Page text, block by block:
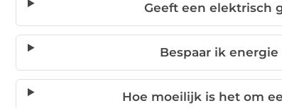
Geeft een elektrisch
Bespaar ik
Hoe moeilijk is het om